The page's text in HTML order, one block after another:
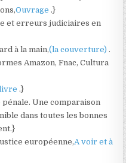
Ouvrage.}
et erreurs judiciaires en
à la main,(la couverture).
Amazon, Fnac, Cultura
.}
Une comparaison
dans toutes les bonnes
européenne,A voir et à